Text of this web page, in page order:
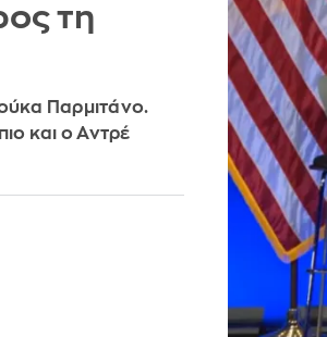
τη
Παρμιτάνο.
και ο Αντρέ